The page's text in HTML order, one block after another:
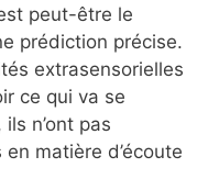
peut-être le
prédiction précise.
extrasensorielles
ce qui va se
n’ont pas
matière d’écoute